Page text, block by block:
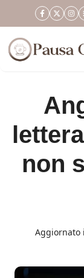
al
contenuto
non
Aggiornato